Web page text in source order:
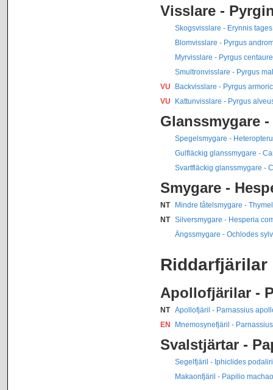
Visslare -
Skogsvisslare - Erynnis tages
Blomvisslare - Pyrgus
Myrvisslare - Pyrgus
Smultronvisslare - Pyrgus
VU
Backvisslare - Pyrgus
VU
Kattunvisslare - Pyrgus
Glanssmygare
Spegelsmygare -
Gulfläckig glanssmygare -
Svartfläckig glanssmygare -
Smygare -
NT
Mindre tåtelsmygare -
NT
Silversmygare - Hesperia
Ängssmygare - Ochlodes
Riddarfjärilar
Apollofjärilar -
NT
Apollofjäril - Parnassius
EN
Mnemosynefjäril -
Svalstjärtar -
Segelfjäril - Iphiclides
Makaonfjäril - Papilio